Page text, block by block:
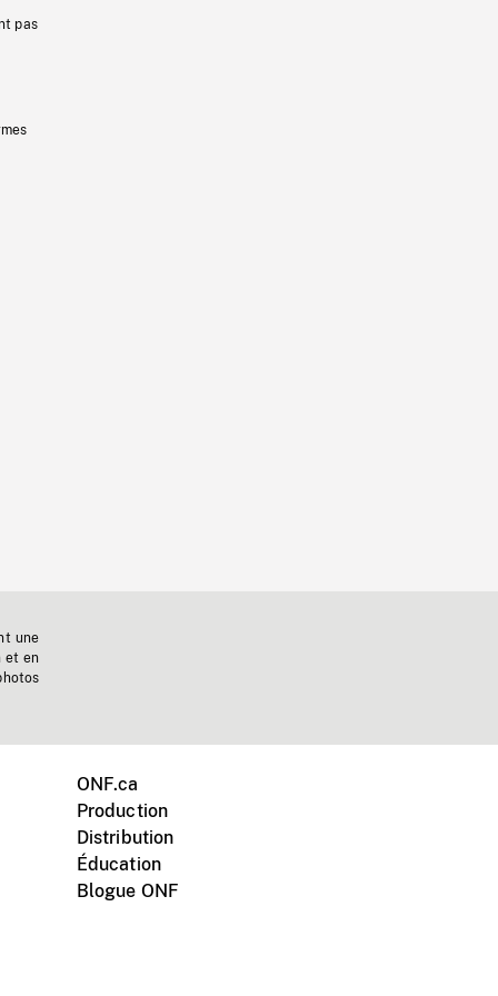
pas
une
et en
ONF.ca
Production
Distribution
Éducation
Blogue ONF